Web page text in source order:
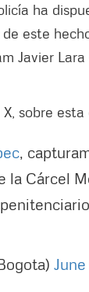
ha
este
Javier
sobre esta
,
Cárcel